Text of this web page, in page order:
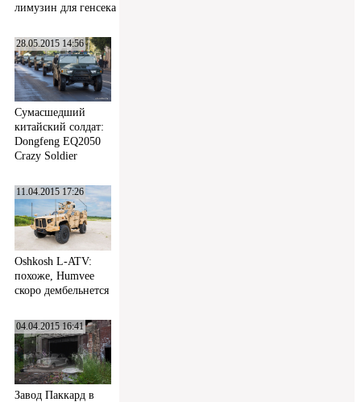
лимузин для генсека
28.05.2015 14:56
Сумасшедший
китайский солдат:
Dongfeng EQ2050
Crazy Soldier
11.04.2015 17:26
Oshkosh L-ATV:
похоже, Humvee
скоро дембельнется
04.04.2015 16:41
Завод Паккард в